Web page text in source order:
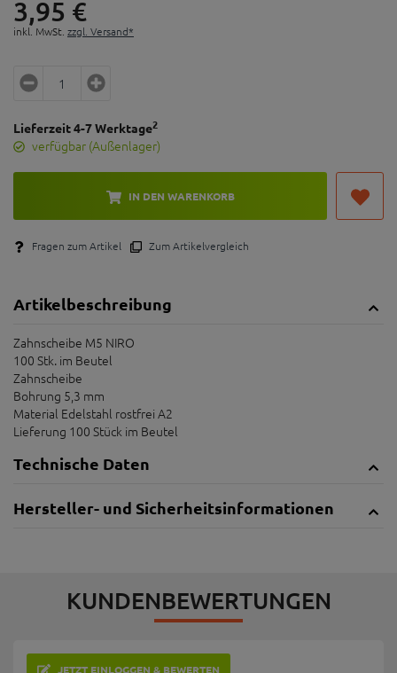
3,95 €
inkl. MwSt. zzgl. Versand*
Lieferzeit 4-7 Werktage2
verfügbar (Außenlager)
IN DEN WARENKORB
Fragen zum Artikel Zum Artikelvergleich
Artikelbeschreibung
Zahnscheibe M5 NIRO
100 Stk. im Beutel
Zahnscheibe
Bohrung 5,3 mm
Material Edelstahl rostfrei A2
Lieferung 100 Stück im Beutel
Technische Daten
Hersteller- und Sicherheitsinformationen
KUNDENBEWERTUNGEN
JETZT EINLOGGEN & BEWERTEN